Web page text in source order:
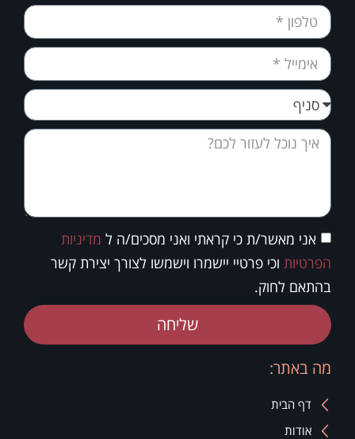
מה באתר:
דף הבית
אודות
אני מאשר/ת כי קראתי ואני מסכים/ה ל מדיניות
הפרטיות וכי פרטיי יישמרו וישמשו לצורך יצירת קשר
בהתאם לחוק.
שליחה